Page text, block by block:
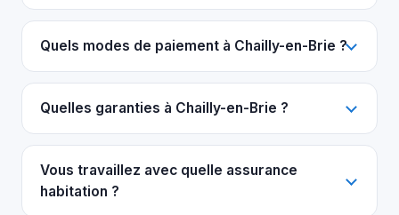
Quels modes de paiement à Chailly-en-Brie ?
Quelles garanties à Chailly-en-Brie ?
Vous travaillez avec quelle assurance
habitation ?